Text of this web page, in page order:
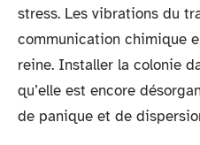
stress. Les vibrations du
communication chimique
reine. Installer la colonie
qu’elle est encore
de panique et de